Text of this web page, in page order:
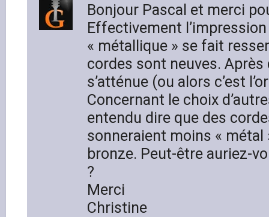
Bonjour Pascal et merci
Effectivement
« métallique » se fait
cordes sont neuves. Après
s’atténue (ou alors c’est
Concernant le choix
entendu dire que des
sonneraient moins « métal
bronze. Peut-être auriez-
?
Merci
Christine